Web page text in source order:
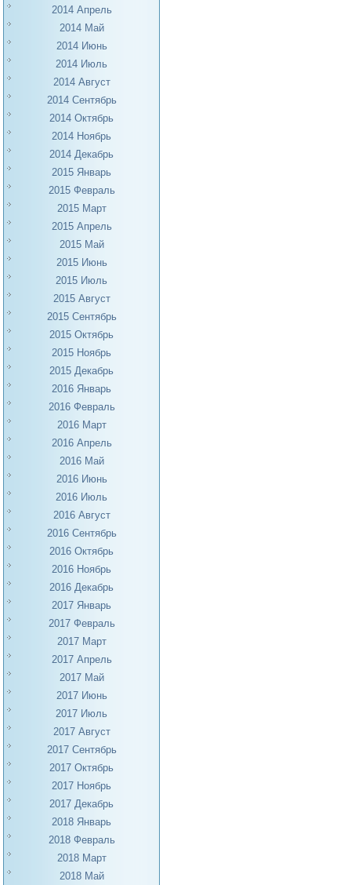
2014 Апрель
2014 Май
2014 Июнь
2014 Июль
2014 Август
2014 Сентябрь
2014 Октябрь
2014 Ноябрь
2014 Декабрь
2015 Январь
2015 Февраль
2015 Март
2015 Апрель
2015 Май
2015 Июнь
2015 Июль
2015 Август
2015 Сентябрь
2015 Октябрь
2015 Ноябрь
2015 Декабрь
2016 Январь
2016 Февраль
2016 Март
2016 Апрель
2016 Май
2016 Июнь
2016 Июль
2016 Август
2016 Сентябрь
2016 Октябрь
2016 Ноябрь
2016 Декабрь
2017 Январь
2017 Февраль
2017 Март
2017 Апрель
2017 Май
2017 Июнь
2017 Июль
2017 Август
2017 Сентябрь
2017 Октябрь
2017 Ноябрь
2017 Декабрь
2018 Январь
2018 Февраль
2018 Март
2018 Май